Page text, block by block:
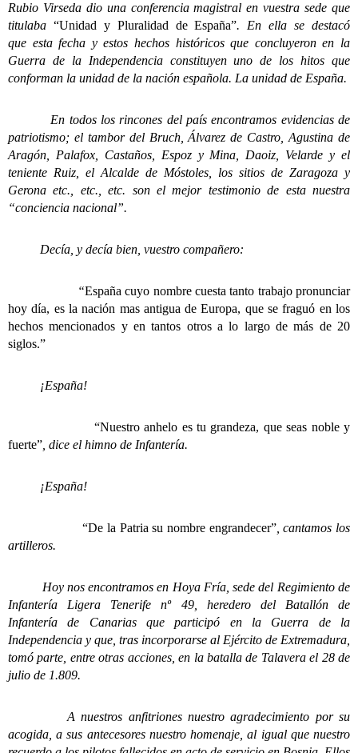
Rubio Virseda dio una conferencia magistral en vuestra sede que
titulaba “Unidad y Pluralidad de España”. En ella se destacó
que esta fecha y estos hechos históricos que concluyeron en la
Guerra de la Independencia constituyen uno de los hitos que
conforman la unidad de la nación española. La unidad de España.
En todos los rincones del país encontramos evidencias de
patriotismo; el tambor del Bruch, Álvarez de Castro, Agustina de
Aragón, Palafox, Castaños, Espoz y Mina, Daoiz, Velarde y el
teniente Ruiz, el Alcalde de Móstoles, los sitios de Zaragoza y
Gerona etc., etc., etc. son el mejor testimonio de esta nuestra
“conciencia nacional”.
Decía, y decía bien, vuestro compañero:
“España cuyo nombre cuesta tanto trabajo pronunciar
hoy día, es la nación mas antigua de Europa, que se fraguó en los
hechos mencionados y en tantos otros a lo largo de más de 20
siglos.”
¡España!
“Nuestro anhelo es tu grandeza, que seas noble y
fuerte” , dice el himno de Infantería.
¡España!
“De la Patria su nombre engrandecer”, cantamos los
artilleros.
Hoy nos encontramos en Hoya Fría, sede del Regimiento de
Infantería Ligera Tenerife nº 49, heredero del Batallón de
Infantería de Canarias que participó en la Guerra de la
Independencia y que, tras incorporarse al Ejército de Extremadura,
tomó parte, entre otras acciones, en la batalla de Talavera el 28 de
julio de 1.809.
A nuestros anfitriones nuestro agradecimiento por su
acogida, a sus antecesores nuestro homenaje, al igual que nuestro